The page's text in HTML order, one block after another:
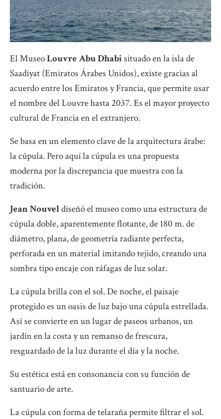
El MuseoLouvre Abu Dhabisituado en la isla de
Saadiyat (Emiratos Árabes Unidos), existe gracias al
acuerdo entre los Emiratos y Francia, que permite usar
el nombre del Louvre hasta 2037. Es el mayor proyecto
cultural de Francia en el extranjero.
Se basa en un elemento clave de la arquitectura árabe:
la cúpula. Pero aquí la cúpula es una propuesta
moderna por la discrepancia que muestra con la
tradición.
JeanNouveldiseñó el museo como una estructura de
cúpula doble, aparentemente flotante, de 180 m. de
diámetro, plana, de geometría radiante perfecta,
perforada en un material imitando tejido, creando una
sombra tipo encaje con ráfagas de luz solar.
La cúpula brilla con el sol. De noche, el paisaje
protegido es un oasis de luz bajo una cúpula estrellada.
Así se convierte en un lugar de paseos urbanos, un
jardín en la costa y un remanso de frescura,
resguardado de la luz durante el día y la noche.
Su estética está en consonancia con su función de
santuario de arte.
La cúpula con forma de telaraña permite filtrar el sol.